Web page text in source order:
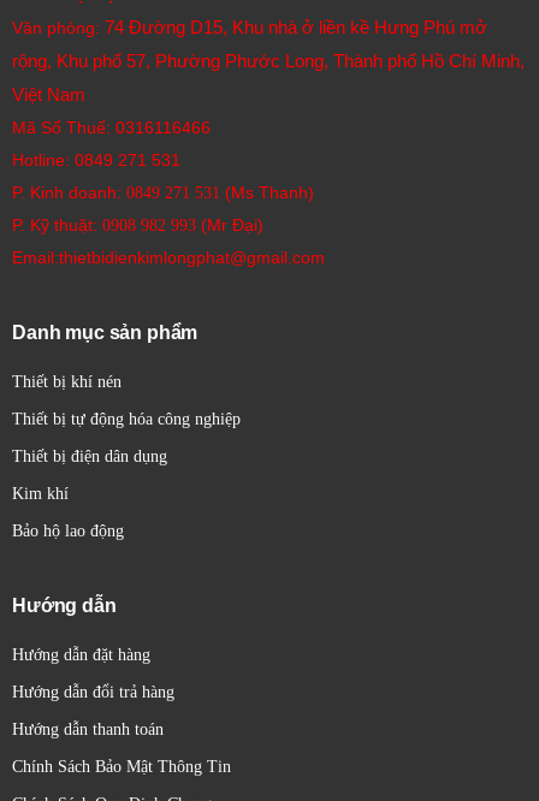
Văn phòng: 74 Đường D15, Khu nhà ở liền kề Hưng Phú mở
rộng, Khu phố 57, Phường Phước Long, Thành phố Hồ Chí Minh,
Việt Nam
Mã Số Thuế: 0316116466
Hotline: 0849 271 531
P. Kinh doanh: 0849 271 531 (Ms Thanh)
P. Kỹ thuật: 0908 982 993​ (Mr Đại)
Email:thietbidienkimlongphat@gmail.com
Danh mục sản phẩm
Thiết bị khí nén
Thiết bị tự động hóa công nghiệp
Thiết bị điện dân dụng
Kim khí
Bảo hộ lao động
Hướng dẫn
Hướng dẫn đặt hàng
Hướng dẫn đổi trả hàng
Hướng dẫn thanh toán
Chính Sách Bảo Mật Thông Tin